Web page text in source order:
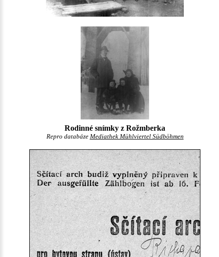
Rodinné snímky z Rožmberka
Repro databáze Mediathek Mühlviertel Südböhmen